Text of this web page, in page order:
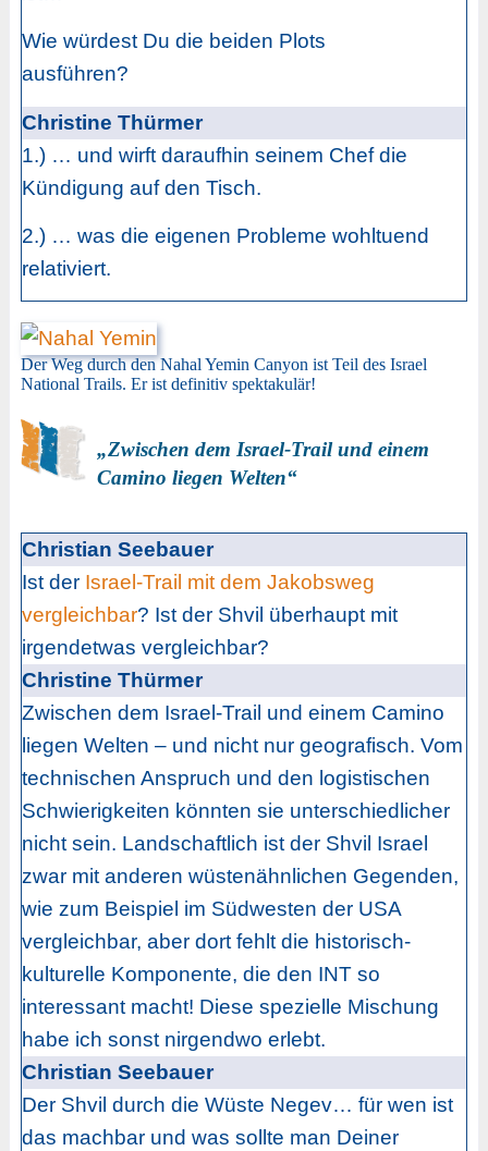
Wie würdest Du die beiden Plots
ausführen?
Christine Thürmer
1.) … und wirft daraufhin seinem Chef die
Kündigung auf den Tisch.
2.) … was die eigenen Probleme wohltuend
relativiert.
Der Weg durch den Nahal Yemin Canyon ist Teil des Israel
National Trails. Er ist definitiv spektakulär!
„Zwischen dem Israel-Trail und einem
Camino liegen Welten“
Christian Seebauer
Ist der Israel-Trail mit dem Jakobsweg
vergleichbar? Ist der Shvil überhaupt mit
irgendetwas vergleichbar?
Christine Thürmer
Zwischen dem Israel-Trail und einem Camino
liegen Welten – und nicht nur geografisch. Vom
technischen Anspruch und den logistischen
Schwierigkeiten könnten sie unterschiedlicher
nicht sein. Landschaftlich ist der Shvil Israel
zwar mit anderen wüstenähnlichen Gegenden,
wie zum Beispiel im Südwesten der USA
vergleichbar, aber dort fehlt die historisch-
kulturelle Komponente, die den INT so
interessant macht! Diese spezielle Mischung
habe ich sonst nirgendwo erlebt.
Christian Seebauer
Der Shvil durch die Wüste Negev… für wen ist
das machbar und was sollte man Deiner